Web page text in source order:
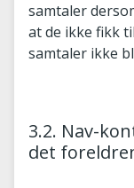
samtaler
at de ikke fikk
samtaler ikke
3.2. Nav-
det